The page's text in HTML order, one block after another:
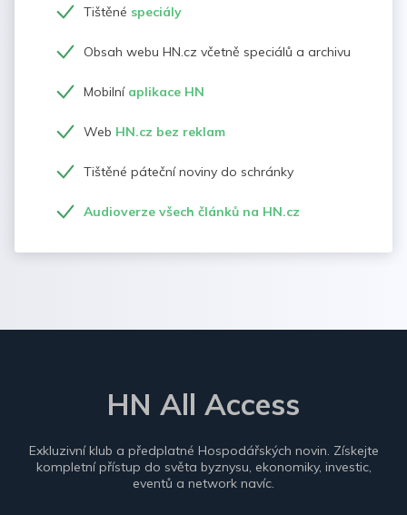
Tištěné speciály
Obsah webu HN.cz včetně speciálů a archivu
Mobilní aplikace HN
Web HN.cz bez reklam
Tištěné páteční noviny do schránky
Audioverze všech článků na HN.cz
HN All Access
Exkluzivní klub a předplatné Hospodářských novin. Získejte
kompletní přístup do světa byznysu, ekonomiky, investic,
eventů a network navíc.